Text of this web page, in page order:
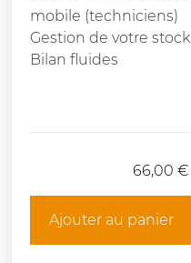
mobile (techniciens)
Gestion de votre
Bilan fluides
66,00 €
Ajouter au panier